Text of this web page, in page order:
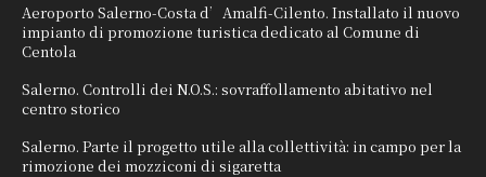
Aeroporto Salerno-Costa d’Amalfi-Cilento. Installato il nuovo
impianto di promozione turistica dedicato al Comune di
Centola
Salerno. Controlli dei N.O.S.: sovraffollamento abitativo nel
centro storico
Salerno. Parte il progetto utile alla collettività: in campo per la
rimozione dei mozziconi di sigaretta